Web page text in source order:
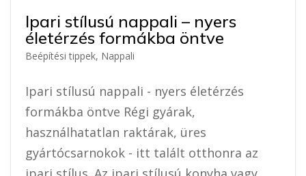
Ipari stílusú nappali – nyers
életérzés formákba öntve
Beépítési tippek, Nappali
Ipari stílusú nappali - nyers életérzés
formákba öntve Régi gyárak,
használhatatlan raktárak, üres
gyártócsarnokok - itt talált otthonra az